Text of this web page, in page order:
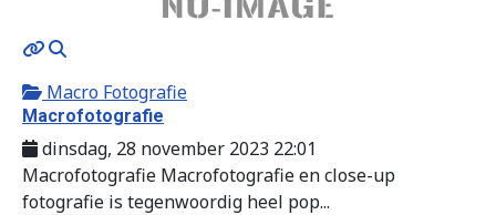
MOD_JTCS_VIEW_ARTICLE_LINK
Macro Fotografie
Macrofotografie
dinsdag, 28 november 2023 22:01
Macrofotografie Macrofotografie en close-up
fotografie is tegenwoordig heel pop...